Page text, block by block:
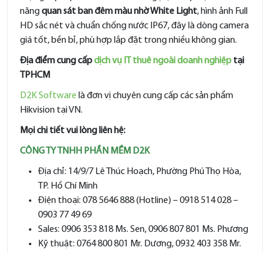
năngquan sát ban đêm màu nhờ White Light, hình ảnh Full
HD sắc nét và chuẩn chống nước IP67, đây là dòng camera
giá tốt, bền bỉ, phù hợp lắp đặt trong nhiều không gian.
Địa điểm cung cấpdịch vụ IT thuê ngoài doanh nghiệp tại
TPHCM
D2K Software là đơn vị chuyên cung cấp các sản phẩm
Hikvision tại VN.
Mọi chi tiết vui lòng liên hệ:
CÔNG TY TNHH PHẦN MỀM D2K
Địa chỉ: 14/9/7 Lê Thúc Hoạch, Phường Phú Thọ Hòa,
TP. Hồ Chí Minh
Điện thoại: 078 5646 888 (Hotline) – 0918 514 028 –
0903 77 49 69
Sales: 0906 353 818 Ms. Sen, 0906 807 801 Ms. Phương
Kỹ thuật: 0764 800 801 Mr. Dương, 0932 403 358 Mr.